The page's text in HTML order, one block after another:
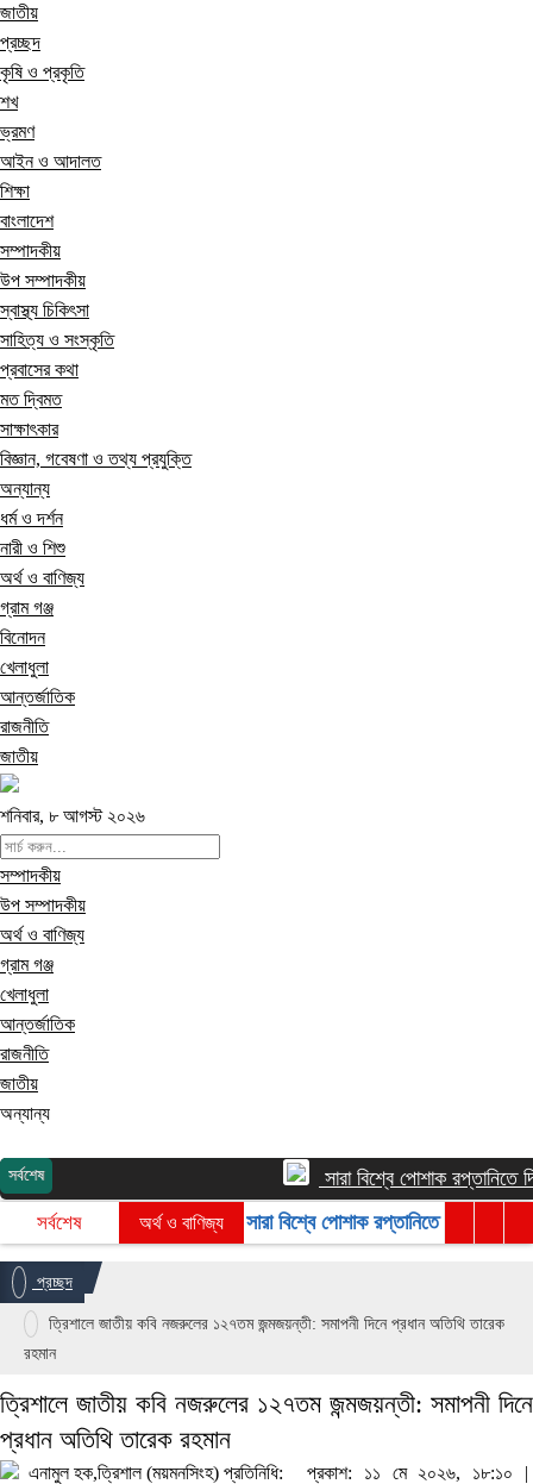
জাতীয়
প্রচ্ছদ
কৃষি ও প্রকৃতি
শখ
ভ্রমণ
আইন ও আদালত
শিক্ষা
বাংলাদেশ
সম্পাদকীয়
উপ সম্পাদকীয়
স্বাস্থ্য চিকিৎসা
সাহিত্য ও সংস্কৃতি
প্রবাসের কথা
মত দ্বিমত
সাক্ষাৎকার
বিজ্ঞান, গবেষণা ও তথ্য প্রযুক্তি
অন্যান্য
ধর্ম ও দর্শন
নারী ও শিশু
অর্থ ও বাণিজ্য
গ্রাম গঞ্জ
বিনোদন
খেলাধুলা
আন্তর্জাতিক
রাজনীতি
জাতীয়
শনিবার, ৮ আগস্ট ২০২৬
সম্পাদকীয়
উপ সম্পাদকীয়
অর্থ ও বাণিজ্য
গ্রাম গঞ্জ
খেলাধুলা
আন্তর্জাতিক
রাজনীতি
জাতীয়
অন্যান্য
সর্বশেষ সারা বিশ্বে পোশাক রপ্তানিতে
সর্বশেষ অর্থ ও বাণিজ্য সারা বিশ্বে পোশাক রপ্তানিতে দ্বিতীয় শীর্ষ
প্রচ্ছদ
ত্রিশালে জাতীয় কবি নজরুলের ১২৭তম জন্মজয়ন্তী: সমাপনী দিনে প্রধান অতিথি তারেক
রহমান
ত্রিশালে জাতীয় কবি নজরুলের ১২৭তম জন্মজয়ন্তী: সমাপনী দিনে
প্রধান অতিথি তারেক রহমান
এনামুল হক,ত্রিশাল (ময়মনসিংহ) প্রতিনিধি:
প্রকাশ: ১১ মে ২০২৬, ১৮:১০ |